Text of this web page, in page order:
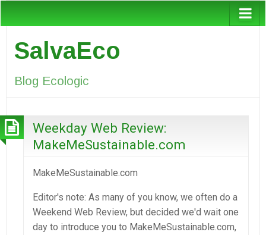
SalvaEco
Blog Ecologic
Weekday Web Review:
MakeMeSustainable.com
MakeMeSustainable.com
Editor's note: As many of you know, we often do a
Weekend Web Review, but decided we'd wait one
day to introduce you to MakeMeSustainable.com,